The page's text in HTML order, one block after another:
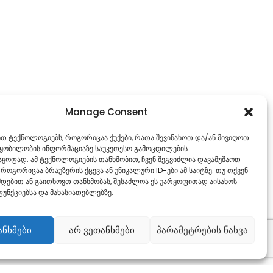
Manage Consent
ტექნოლოგიებს, როგორიცაა ქუქები, რათა შევინახოთ და/ან მივიღოთ
ინფორმაციაზე საუკეთესო გამოცდილების
ამ ტექნოლოგიების თანხმობით, ჩვენ შეგვიძლია დავამუშაოთ
როგორიცაა ბრაუზერის ქცევა ან უნიკალური ID-ები ამ საიტზე. თუ თქვენ
ან გაითხოვთ თანხმობას, შესაძლოა ეს უარყოფითად აისახოს
და მახასიათებლებზე.
არ ვეთანხმები პარამეტრების ნახვა